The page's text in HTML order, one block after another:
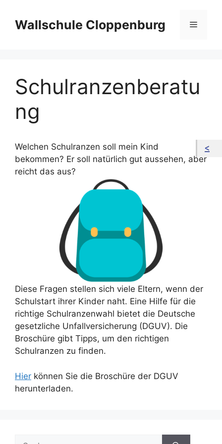
Inhalt
springen
Wallschule Cloppenburg Menü
Schulranzenberatu
ng
Welchen Schulranzen soll mein Kind
bekommen? Er soll natürlich gut aussehen, aber
reicht das aus?
Diese Fragen stellen sich viele Eltern, wenn der
Schulstart ihrer Kinder naht. Eine Hilfe für die
richtige Schulranzenwahl bietet die Deutsche
gesetzliche Unfallversicherung (DGUV). Die
Broschüre gibt Tipps, um den richtigen
Schulranzen zu finden.
Hier können Sie die Broschüre der DGUV
herunterladen.